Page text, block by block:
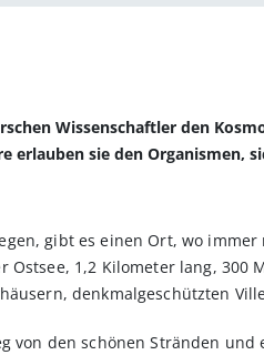
Wissenschaftler den
erlauben sie den Organismen,
gibt es einen Ort, wo
Ostsee, 1,2 Kilometer lang,
denkmalgeschützten
von den schönen Stränden